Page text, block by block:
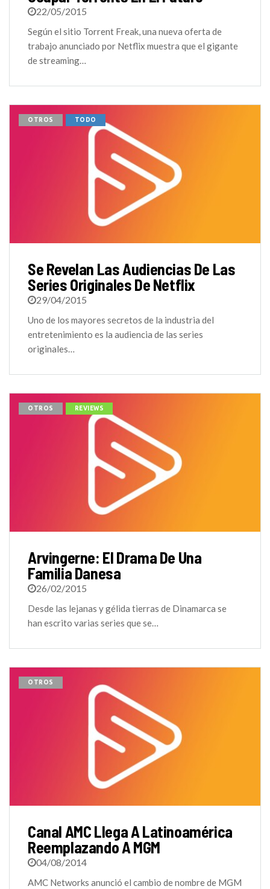
22/05/2015
Según el sitio Torrent Freak, una nueva oferta de
trabajo anunciado por Netflix muestra que el gigante
de streaming…
OTROS TODO
Se Revelan Las Audiencias De Las
Series Originales De Netflix
29/04/2015
Uno de los mayores secretos de la industria del
entretenimiento es la audiencia de las series
originales…
OTROS REVIEWS
Arvingerne: El Drama De Una
Familia Danesa
26/02/2015
Desde las lejanas y gélida tierras de Dinamarca se
han escrito varias series que se…
OTROS
Canal AMC Llega A Latinoamérica
Reemplazando A MGM
04/08/2014
AMC Networks anunció el cambio de nombre de MGM